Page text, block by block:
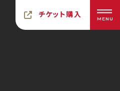
チケット購入 MENU